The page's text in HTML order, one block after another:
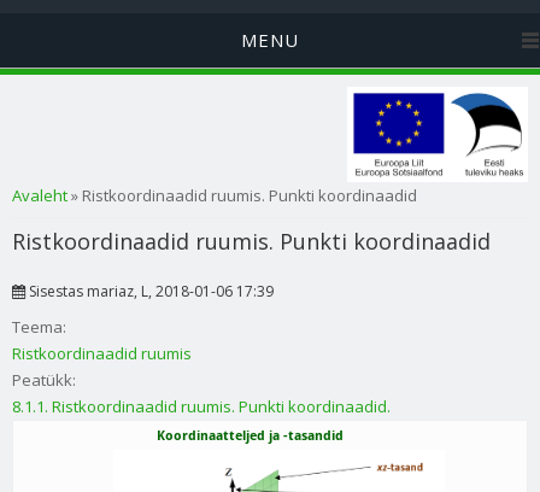
MENU
Sa oled siin
Avaleht» Ristkoordinaadid ruumis. Punkti koordinaadid
Ristkoordinaadid ruumis. Punkti koordinaadid
Sisestas mariaz, L, 2018-01-06 17:39
Teema:
Ristkoordinaadid ruumis
Peatükk:
8.1.1. Ristkoordinaadid ruumis. Punkti koordinaadid.